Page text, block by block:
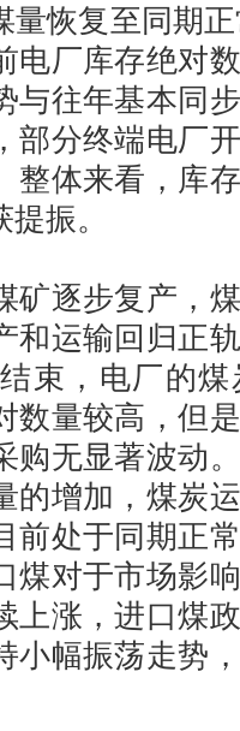
量恢复至同期
电厂库存绝对
与往年基本同
部分终端电厂
整体来看，库
振。
逐步复产，煤
和运输回归正
束，电厂的
数量较高，但
购无显著波动
的增加，煤炭
前处于同期正
煤对于市场影
上涨，进口煤
小幅振荡走势